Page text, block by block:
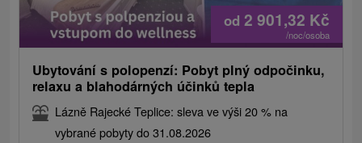
od 2 901,32 Kč
/noc/osoba
Ubytování s polopenzí: Pobyt plný odpočinku,
relaxu a blahodárných účinků tepla
Lázně Rajecké Teplice: sleva ve výši 20 % na
vybrané pobyty do 31.08.2026